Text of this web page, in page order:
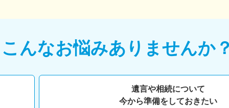
こんなお悩みありませんか
遺言や相続について
今から準備をしておきたい